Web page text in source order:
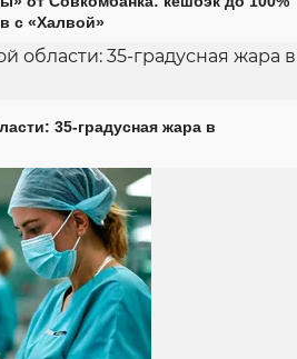
с «Халвой»
35-градусная жара в